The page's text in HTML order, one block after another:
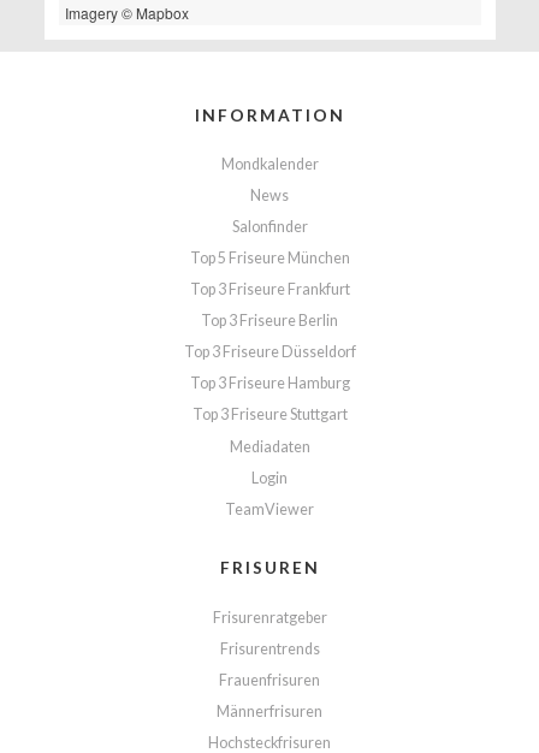
Imagery © Mapbox
INFORMATION
Mondkalender
News
Salonfinder
Top 5 Friseure München
Top 3 Friseure Frankfurt
Top 3 Friseure Berlin
Top 3 Friseure Düsseldorf
Top 3 Friseure Hamburg
Top 3 Friseure Stuttgart
Mediadaten
Login
TeamViewer
FRISUREN
Frisurenratgeber
Frisurentrends
Frauenfrisuren
Männerfrisuren
Hochsteckfrisuren